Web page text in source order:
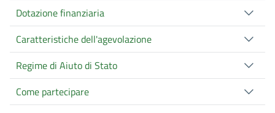
Dotazione finanziaria
Caratteristiche dell'agevolazione
Regime di Aiuto di Stato
Come partecipare